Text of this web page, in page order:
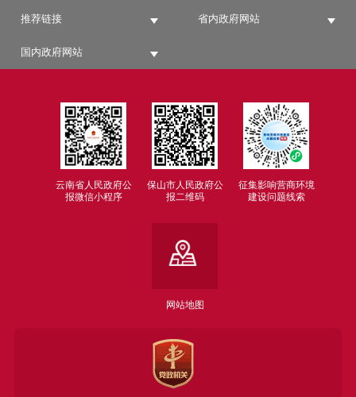
推荐链接 省内政府网站
国内政府网站
云南省人民政府公
报微信小程序
保山市人民政府公
报二维码
征集影响营商环境
建设问题线索
网站地图